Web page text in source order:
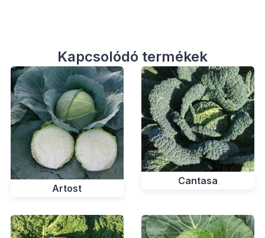
Kapcsolódó termékek
Artost
Cantasa